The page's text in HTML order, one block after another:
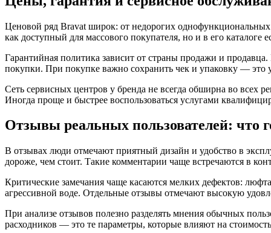
Ценовой ряд Bravat широк: от недорогих
как доступный для массового покупателя, но и в его каталоге
Гарантийная политика зависит от страны продажи и
покупки. При покупке важно сохранить чек и упаковку — это
Сеть сервисных центров у бренда не всегда обширна во всех
Иногда проще и быстрее воспользоваться услугами
Отзывы реальных пользователей: что
В отзывах люди отмечают приятный дизайн и удобство в
дороже, чем стоит. Такие комментарии чаще встречаются в
Критические замечания чаще касаются мелких дефектов:
агрессивной воде. Отдельные отзывы отмечают высокую
При анализе отзывов полезно разделять мнения обычных
расходников — это те параметры, которые влияют на